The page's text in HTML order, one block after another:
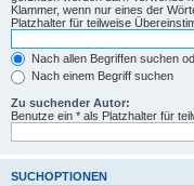
Klammer, wenn nur eines der
Platzhalter für teilweise
Nach allen Begriffen suchen
Nach einem Begriff suchen
Zu suchender Autor:
Benutze ein * als Platzhalter für
SUCHOPTIONEN